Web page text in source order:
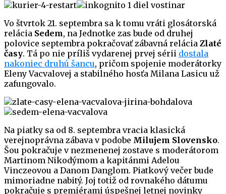
Vo štvrtok 21. septembra sa k tomu vráti glosátorská
relácia Sedem, na Jednotke zas bude od druhej
polovice septembra pokračovať zábavná relácia Zlaté
časy. Tá po nie príliš vydarenej prvej sérii dostala
nakoniec druhú šancu, pričom spojenie moderátorky
Eleny Vacvalovej a stabilného hosťa Milana Lasicu už
zafungovalo.
Na piatky sa od 8. septembra vracia klasická
verejnoprávna zábava v podobe Milujem Slovensko.
Šou pokračuje v nezmenenej zostave s moderátorom
Martinom Nikodýmom a kapitánmi Adelou
Vinczeovou a Danom Danglom. Piatkový večer bude
mimoriadne nabitý. Joj totiž od rovnakého dátumu
pokračuje s premiérami úspešnej letnej novinky